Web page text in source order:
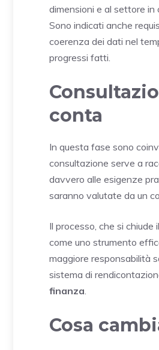
dimensioni e al settore in
Sono indicati anche
coerenza dei dati nel
progressi fatti.
conta
In questa fase sono
consultazione serve a
davvero alle esigenze
saranno valutate da un
Il processo, che si chiude il
come uno strumento
maggiore responsabilità
sistema di
finanza
Cosa